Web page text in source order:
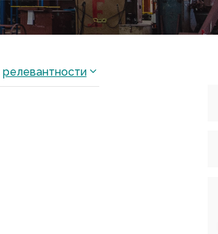
релевантности